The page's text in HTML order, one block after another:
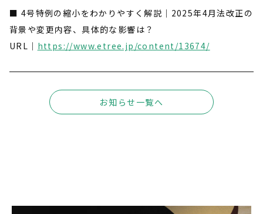
■ 4号特例の縮小をわかりやすく解説｜2025年4月法改正の
背景や変更内容、具体的な影響は？
URL｜ https://www.etree.jp/content/13674/
お知らせ一覧へ